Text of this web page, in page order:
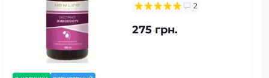
2
275 грн.